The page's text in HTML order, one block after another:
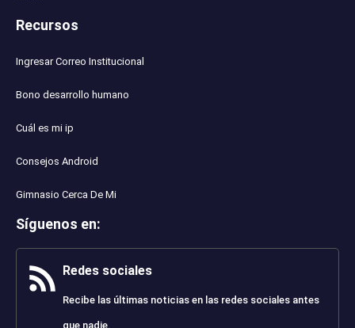
Recursos
Ingresar Correo Institucional
Bono desarrollo humano
Cuál es mi ip
Consejos Android
Gimnasio Cerca De Mi
Síguenos en:
Redes sociales
Recibe las últimas noticias en las redes sociales antes
que nadie.